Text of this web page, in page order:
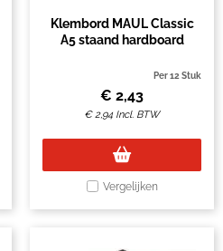
Klembord MAUL Classic
A5 staand hardboard
Per 12 Stuk
€ 2,43
€2,94 Incl. BTW
Vergelijken